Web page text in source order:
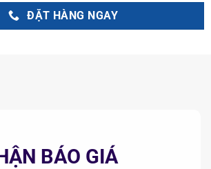
ĐẶT HÀNG NGAY
BÁO GIÁ